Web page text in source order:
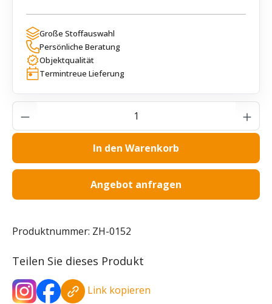
Große Stoffauswahl
Persönliche Beratung
Objektqualität
Termintreue Lieferung
Produkt Anzahl: Gib den gewünschten
In den Warenkorb
Angebot anfragen
Produktnummer: ZH-0152
Teilen Sie dieses Produkt
Link kopieren